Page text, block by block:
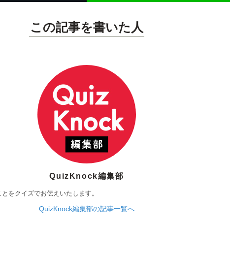
この記事を書いた人
QuizKnock編集部
をクイズでお伝えいたします。
QuizKnock編集部の記事一覧へ